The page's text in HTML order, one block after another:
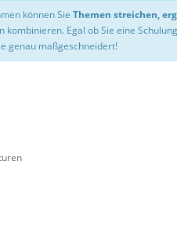
können Sie Themen streichen,
Egal ob Sie eine
genau maßgeschneidert!